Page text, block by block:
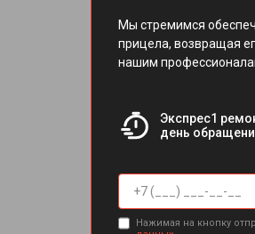
Мы стремимся
прицела, возвращая
нашим
Экспрес1
день
Нажимая на кнопку